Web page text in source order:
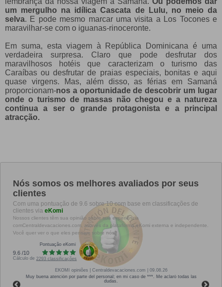
um mergulho na idílica Cascata de Lulu, no meio da
selva. E pode mesmo marcar uma visita a Los Tocones e
maravilhar-se com o iguanas-rinoceronte.
Em suma, esta viagem à República Dominicana é uma
verdadeira surpresa. Claro que pode desfrutar dos
maravilhosos hotéis que caracterizam o turismo das
Caraíbas ou desfrutar de praias especiais, bonitas e aqui
quase virgens. Mas, além disso, as férias em Samaná
proporcionam-nos a oportunidade de descobrir um lugar
onde o turismo de massas não chegou e a natureza
continua a ser o grande protagonista e a principal
atracção.
Nós somos os melhores avaliados por seus
clientes
Com uma pontuação de 9.6 sobre 10 com base em classificações de
clientes via eKomi
Nossos clientes têm sua opinião sobre sua experiência
comCentraldevacaciones.com, através da plataforma eKomi externa e independente.
Você quer ver o que eles pensam sobre nós?
Pontuação eKomi
9.6 /10
Cálculo de 2293 classificações
EKOMI opiniões
| Centraldevacaciones.com | 09.08.26
Muy buena atención por parte del personal; en mi caso de ***. Me aclaró todas las
dudas.